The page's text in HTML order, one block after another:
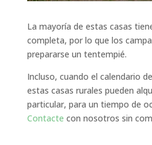
La mayoría de estas casas
completa, por lo que los
prepararse un tentempié.
Incluso, cuando el calendario
estas casas rurales pueden
particular, para un tiempo de
Contacte con nosotros sin